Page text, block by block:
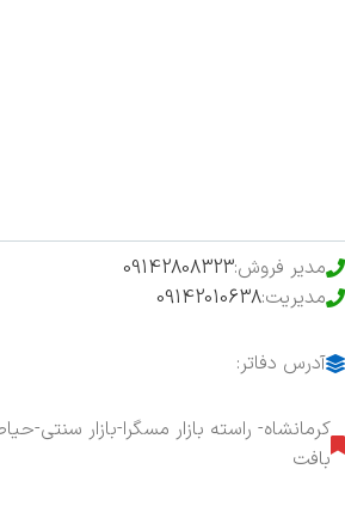
مدیر فروش:09142808323
مدیریت:09142010638
آدرس دفاتر:
کرمانشاه- راسته بازار مسگرا-بازار سنتی-
بافت